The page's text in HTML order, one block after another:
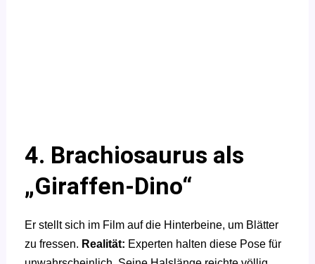
4. Brachiosaurus als
„Giraffen-Dino“
Er stellt sich im Film auf die Hinterbeine, um Blätter
zu fressen. Realität: Experten halten diese Pose für